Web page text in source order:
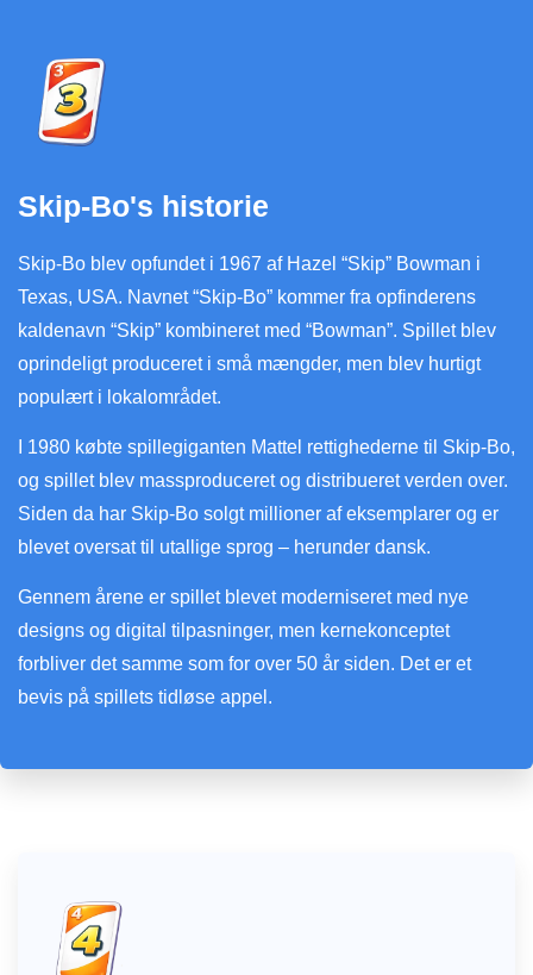
Skip-Bo's historie
Skip-Bo blev opfundet i 1967 af Hazel “Skip” Bowman i
Texas, USA. Navnet “Skip-Bo” kommer fra opfinderens
kaldenavn “Skip” kombineret med “Bowman”. Spillet blev
oprindeligt produceret i små mængder, men blev hurtigt
populært i lokalområdet.
I 1980 købte spillegiganten Mattel rettighederne til Skip-Bo,
og spillet blev massproduceret og distribueret verden over.
Siden da har Skip-Bo solgt millioner af eksemplarer og er
blevet oversat til utallige sprog – herunder dansk.
Gennem årene er spillet blevet moderniseret med nye
designs og digital tilpasninger, men kernekonceptet
forbliver det samme som for over 50 år siden. Det er et
bevis på spillets tidløse appel.